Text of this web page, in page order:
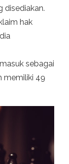
disediakan.
hak
sebagai
memiliki 49